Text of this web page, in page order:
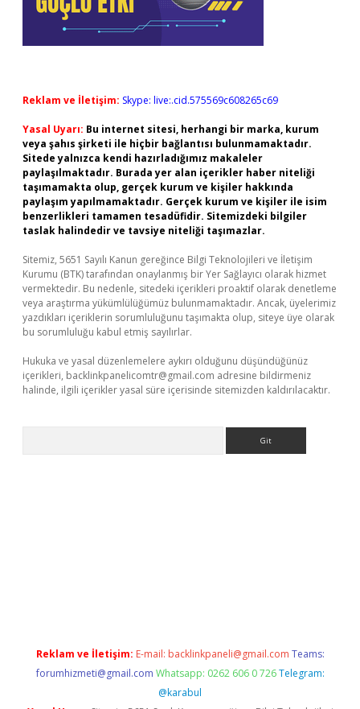
Reklam ve İletişim: Skype: live:.cid.575569c608265c69
Yasal Uyarı: Bu internet sitesi, herhangi bir marka, kurum
veya şahıs şirketi ile hiçbir bağlantısı bulunmamaktadır.
Sitede yalnızca kendi hazırladığımız makaleler
paylaşılmaktadır. Burada yer alan içerikler haber niteliği
taşımamakta olup, gerçek kurum ve kişiler hakkında
paylaşım yapılmamaktadır. Gerçek kurum ve kişiler ile isim
benzerlikleri tamamen tesadüfidir. Sitemizdeki bilgiler
taslak halindedir ve tavsiye niteliği taşımazlar.
Sitemiz, 5651 Sayılı Kanun gereğince Bilgi Teknolojileri ve İletişim
Kurumu (BTK) tarafından onaylanmış bir Yer Sağlayıcı olarak hizmet
vermektedir. Bu nedenle, sitedeki içerikleri proaktif olarak denetleme
veya araştırma yükümlülüğümüz bulunmamaktadır. Ancak, üyelerimiz
yazdıkları içeriklerin sorumluluğunu taşımakta olup, siteye üye olarak
bu sorumluluğu kabul etmiş sayılırlar.
Hukuka ve yasal düzenlemelere aykırı olduğunu düşündüğünüz
içerikleri, backlinkpanelicomtr@gmail.com adresine bildirmeniz
halinde, ilgili içerikler yasal süre içerisinde sitemizden kaldırılacaktır.
Reklam ve İletişim: E-mail: backlinkpaneli@gmail.com Teams:
forumhizmeti@gmail.com Whatsapp: 0262 606 0 726 Telegram:
@karabul